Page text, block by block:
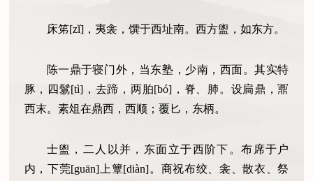
床笫[zǐ]，夷衾，馔于西址南。西方盥，如东方。
陈一鼎于寝门外，当东塾，少南，西面。其实特
豚，四鬄[tì]，去蹄，两胉[bó]，脊、肺。设扃鼎，鼏
西末。素俎在鼎西，西顺；覆匕，东柄。
士盥，二人以并，东面立于西阶下。布席于户
内，下莞[guān]上簟[diàn]。商祝布绞、衾、散衣、祭